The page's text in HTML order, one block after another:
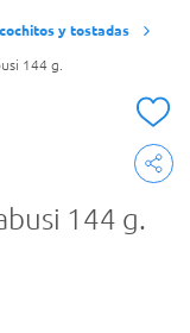
y tostadas
144 g.
144 g.